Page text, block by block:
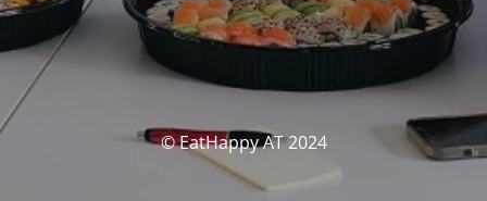
© EatHappy AT 2024